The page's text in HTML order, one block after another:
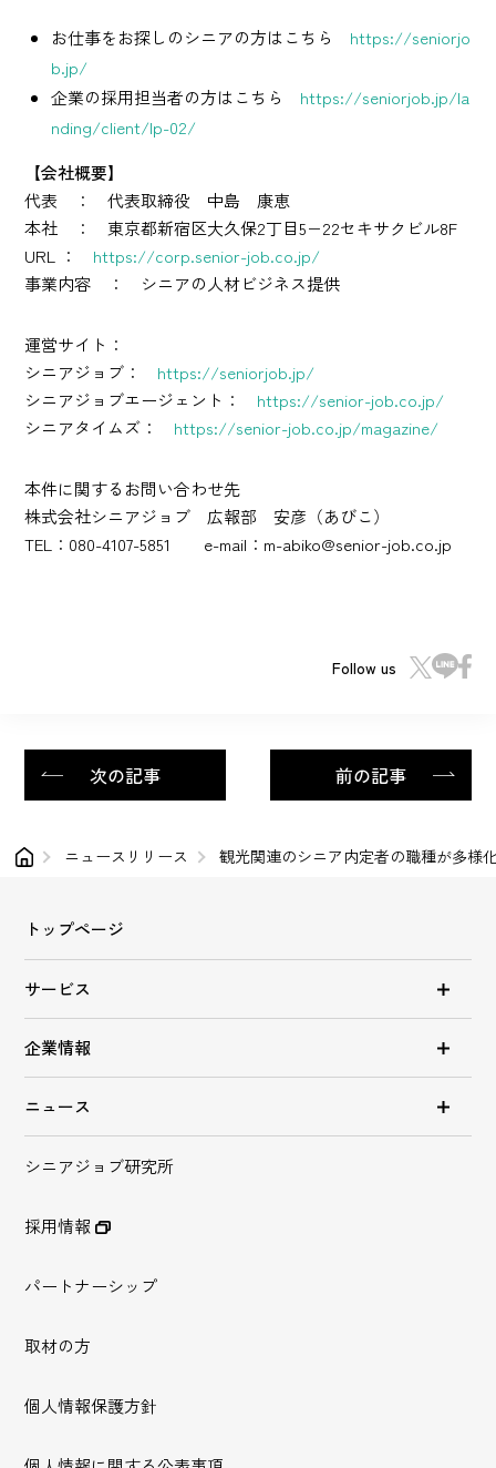
お仕事をお探しのシニアの方はこちら https://seniorjo
b.jp/
企業の採用担当者の方はこちら https://seniorjob.jp/la
nding/client/lp-02/
【会社概要】
代表 ： 代表取締役 中島 康恵
本社 ： 東京都新宿区大久保2丁目5−22セキサクビル8F
URL ： https://corp.senior-job.co.jp/
事業内容 ： シニアの人材ビジネス提供
運営サイト：
シニアジョブ： https://seniorjob.jp/
シニアジョブエージェント： https://senior-job.co.jp/
シニアタイムズ： https://senior-job.co.jp/magazine/
本件に関するお問い合わせ先
株式会社シニアジョブ 広報部 安彦（あびこ）
TEL：080-4107-5851 e-mail：m-abiko@senior-job.co.jp
Follow us
次の記事 前の記事
ニュースリリース 観光関連のシニア内定者の職種が多様
トップページ
サービス
企業情報
ニュース
シニアジョブ研究所
採用情報
パートナーシップ
取材の方
個人情報保護方針